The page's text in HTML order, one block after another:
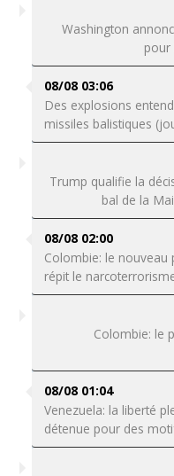
Washington
pour
08/08 03:06
Des explosions
missiles balistiques
Trump qualifie la
bal de la
08/08 02:00
Colombie: le nouveau
répit le
Colombie: le
08/08 01:04
Venezuela: la liberté
détenue pour des